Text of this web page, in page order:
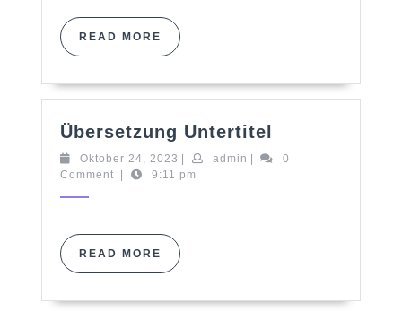
READ MORE READ
MORE
Übersetzung Untertitel
Untertitel
Oktober 24, 2023 Oktober
24,
admin admin
0
Comment
9:11 pm
READ MORE READ
MORE